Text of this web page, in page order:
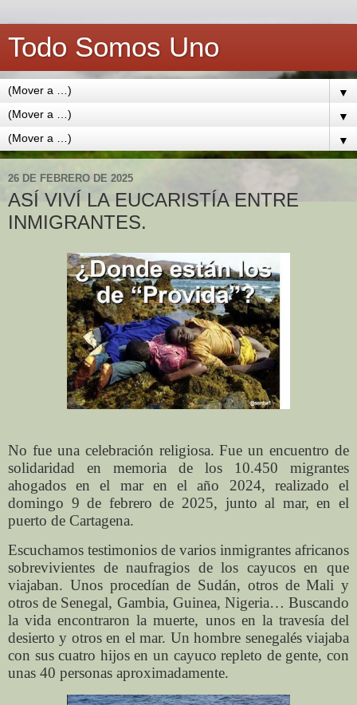
Todo Somos Uno
▼
▼
▼
26 DE FEBRERO DE 2025
ASÍ VIVÍ LA EUCARISTÍA ENTRE
INMIGRANTES.
No fue una celebración religiosa. Fue un encuentro de
solidaridad en memoria de los 10.450 migrantes
ahogados en el mar en el año 2024, realizado el
domingo 9 de febrero de 2025, junto al mar, en el
puerto de Cartagena.
Escuchamos testimonios de varios inmigrantes africanos
sobrevivientes de naufragios de los cayucos en que
viajaban. Unos procedían de Sudán, otros de Mali y
otros de Senegal, Gambia, Guinea, Nigeria… Buscando
la vida encontraron la muerte, unos en la travesía del
desierto y otros en el mar. Un hombre senegalés viajaba
con sus cuatro hijos en un cayuco repleto de gente, con
unas 40 personas aproximadamente.